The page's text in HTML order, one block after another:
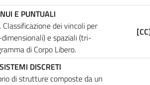
E PUNTUALI
dei vincoli per
e spaziali (tri-
di Corpo Libero.
DISCRETI
di strutture composte da un